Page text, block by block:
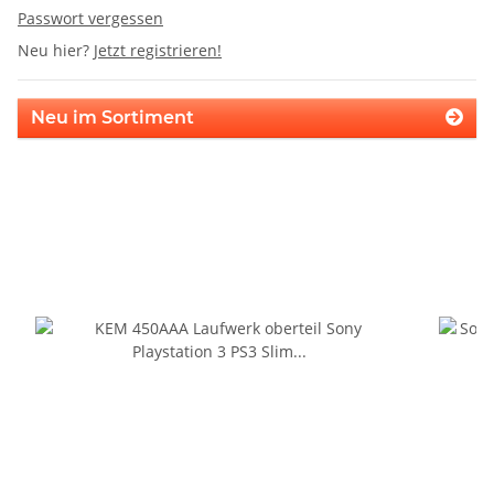
Passwort vergessen
Neu hier? Jetzt registrieren!
Neu im Sortiment